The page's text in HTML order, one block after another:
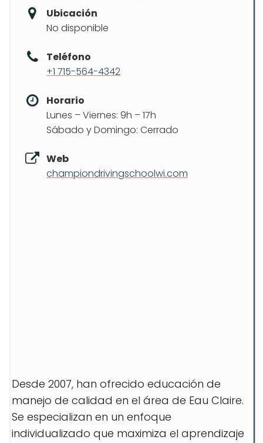
Ubicación
No disponible
Teléfono
+1 715-564-4342
Horario
Lunes – Viernes: 9h – 17h
Sábado y Domingo: Cerrado
Web
championdrivingschoolwi.com
Desde 2007, han ofrecido educación de
manejo de calidad en el área de Eau Claire.
Se especializan en un enfoque
individualizado que maximiza el aprendizaje